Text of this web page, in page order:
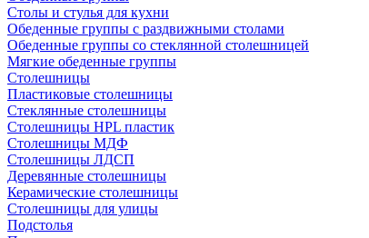
Столы и стулья для кухни
Обеденные группы с раздвижными столами
Обеденные группы со стеклянной столешницей
Мягкие обеденные группы
Столешницы
Пластиковые столешницы
Стеклянные столешницы
Столешницы HPL пластик
Столешницы МДФ
Столешницы ЛДСП
Деревянные столешницы
Керамические столешницы
Столешницы для улицы
Подстолья